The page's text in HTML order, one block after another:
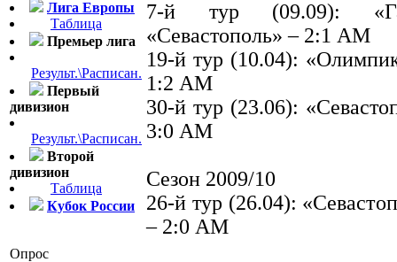
Лига Европы
Таблица
Премьер лига
Результ.\Расписан.
Первый
дивизион
Результ.\Расписан.
Второй
дивизион
Таблица
Кубок России
Опрос
7-й тур (09.09):
«Севастополь» – 2:1 АМ
19-й тур (10.04):
1:2 АМ
30-й тур (23.06):
3:0 АМ
Сезон 2009/10
26-й тур (26.04):
– 2:0 АМ